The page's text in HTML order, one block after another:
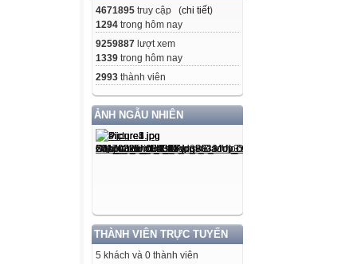
4671895 truy cập (chi tiết)
1294 trong hôm nay
9259887 lượt xem
1339 trong hôm nay
2993 thành viên
ẢNH NGẪU NHIÊN
THÀNH VIÊN TRỰC TUYẾN
5 khách và 0 thành viên